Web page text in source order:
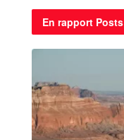
En rapport Posts